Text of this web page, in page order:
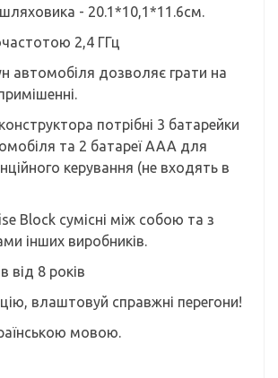
- 20.1*10,1*11.6см.
2,4 ГГц
автомобіля дозволяє грати на
потрібні 3 батарейки
та 2 батареї AAA для
керування (не входять в
Block сумісні між собою та з
інших виробників.
від 8 років
влаштовуй справжні перегони!
мовою.